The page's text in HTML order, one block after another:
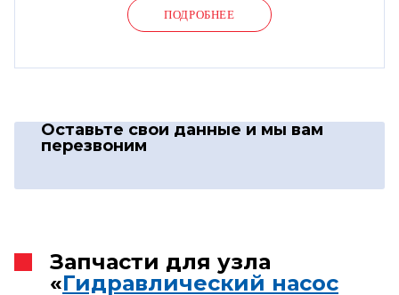
ПОДРОБНЕЕ
Оставьте свои данные и мы вам
перезвоним
Запчасти для узла
«Гидравлический насос